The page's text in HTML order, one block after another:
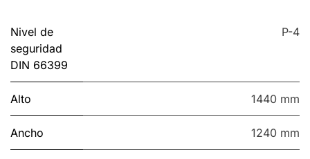
Nivel de
seguridad
DIN 66399
P-4
Alto 1440 mm
Ancho 1240 mm